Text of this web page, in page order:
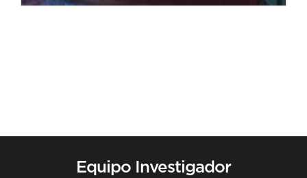
Equipo Investigador